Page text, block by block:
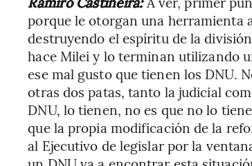
porque le otorgan una herramienta
destruyendo el espíritu de la
hace Milei y lo terminan utilizando
ese mal gusto que tienen los DNU.
otras dos patas, tanto la judicial
DNU, lo tienen, no es que no lo
que la propia modificación de la
al Ejecutivo de legislar por la